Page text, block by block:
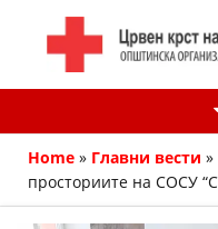
Home » Главни вести »
просториите на СОСУ